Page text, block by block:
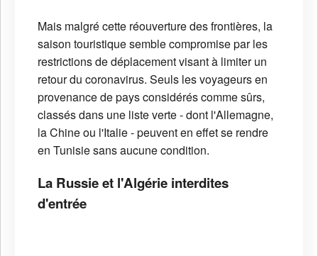
Mais malgré cette réouverture des frontières, la
saison touristique semble compromise par les
restrictions de déplacement visant à limiter un
retour du coronavirus. Seuls les voyageurs en
provenance de pays considérés comme sûrs,
classés dans une liste verte - dont l'Allemagne,
la Chine ou l'Italie - peuvent en effet se rendre
en Tunisie sans aucune condition.
La Russie et l'Algérie interdites
d'entrée